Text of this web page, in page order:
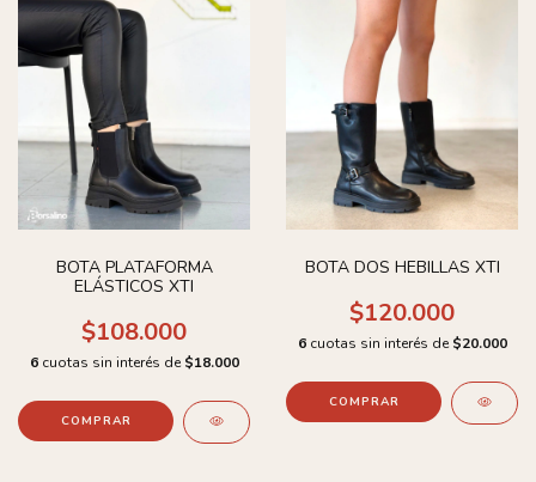
BOTA PLATAFORMA
ELÁSTICOS XTI
$108.000
6 cuotas sin interés de $18.000
COMPRAR
BOTA DOS HEBILLAS XTI
$120.000
6 cuotas sin interés de $20.000
COMPRAR